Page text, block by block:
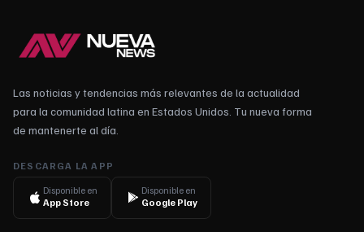
Las noticias y tendencias más relevantes de la actualidad
para la comunidad latina en Estados Unidos. Tu nueva forma
de mantenerte al día.
DESCARGA LA APP
Disponible en
App Store
Disponible en
Google Play